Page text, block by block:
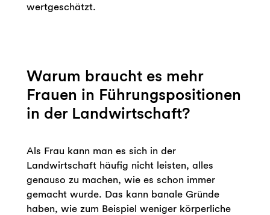
wertgeschätzt.
Warum braucht es mehr
Frauen in Führungspositionen
in der Landwirtschaft?
Als Frau kann man es sich in der
Landwirtschaft häufig nicht leisten, alles
genauso zu machen, wie es schon immer
gemacht wurde. Das kann banale Gründe
haben, wie zum Beispiel weniger körperliche